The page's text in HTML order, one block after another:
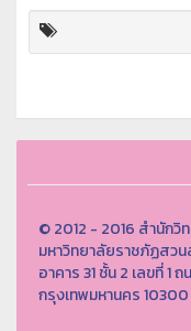
© 2012 - 2016 สำนักวิ
มหาวิทยาลัยราชภัฏสว
อาคาร 31 ชั้น 2 เลขที่
กรุงเทพมหานคร